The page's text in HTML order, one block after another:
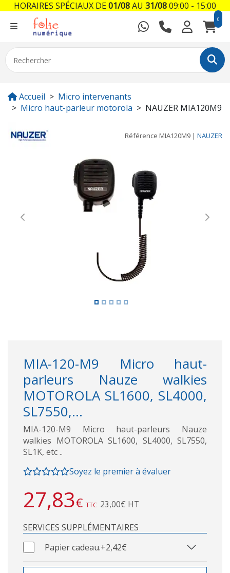
0
Accueil
Micro intervenants
Micro haut-parleur motorola
NAUZER MIA120M9
Référence MIA120M9 | NAUZER
Previous Next
MIA-120-M9 Micro haut-
parleurs Nauze walkies
MOTOROLA SL1600, SL4000,
SL7550,...
MIA-120-M9 Micro haut-parleurs Nauze
walkies MOTOROLA SL1600, SL4000, SL7550,
SL1K, etc ..
Soyez le premier à évaluer
27,83€ TTC 23,00€ HT
SERVICES SUPPLÉMENTAIRES
Papier cadeau.+2,42€
HORAIRES SPÉCIAUX DE01/08AU 31/0809:00 - 15:00